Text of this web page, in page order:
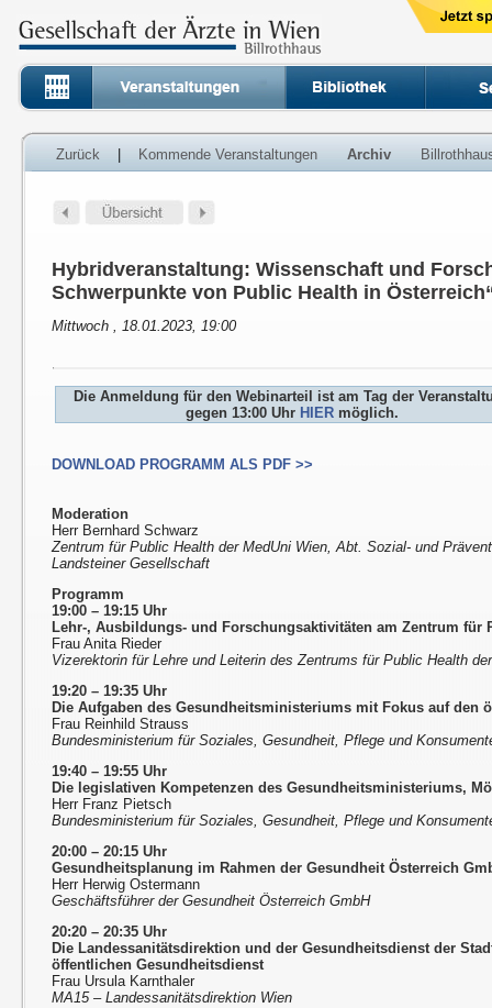
Zurück Kommende Veranstaltungen Archiv
Hybridveranstaltung: Wissenschaft und
Schwerpunkte von Public Health in
Mittwoch , 18.01.2023, 19:00
Die Anmeldung für den Webinarteil ist am Tag der
gegen 13:00 Uhr HIER möglich.
DOWNLOAD PROGRAMM ALS PDF >>
Moderation
Herr Bernhard Schwarz
Zentrum für Public Health der MedUni Wien, Abt. Sozial- und
Landsteiner Gesellschaft
Programm
19:00 – 19:15 Uhr
Lehr-, Ausbildungs- und Forschungsaktivitäten am Zentrum für
Frau Anita Rieder
Vizerektorin für Lehre und Leiterin des Zentrums für Public Health
19:20 – 19:35 Uhr
Die Aufgaben des Gesundheitsministeriums mit Fokus auf den
Frau Reinhild Strauss
Bundesministerium für Soziales, Gesundheit, Pflege und
19:40 – 19:55 Uhr
Die legislativen Kompetenzen des Gesundheitsministeriums,
Herr Franz Pietsch
Bundesministerium für Soziales, Gesundheit, Pflege und
20:00 – 20:15 Uhr
Gesundheitsplanung im Rahmen der Gesundheit Österreich
Herr Herwig Ostermann
Geschäftsführer der Gesundheit Österreich GmbH
20:20– 20:35 Uhr
Die Landessanitätsdirektion und der Gesundheitsdienst der
öffentlichen Gesundheitsdienst
Frau Ursula Karnthaler
MA15 – Landessanitätsdirektion Wien